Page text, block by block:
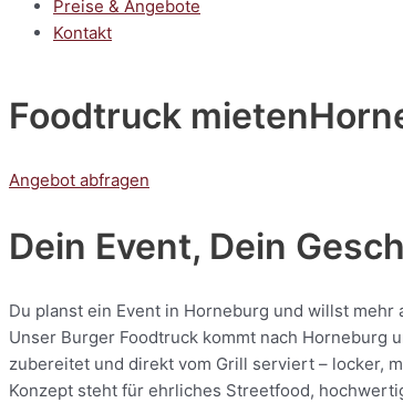
Preise & Angebote
Kontakt
Foodtruck mieten
Angebot abfragen
Dein Event, Dein
Du planst ein Event in Horneburg und willst
Unser Burger Foodtruck kommt nach Horneburg
zubereitet und direkt vom Grill serviert – locker,
Konzept steht für ehrliches Streetfood,